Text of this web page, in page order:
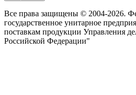
Все права защищены © 2004-2026.
государственное унитарное
поставкам продукции Управления
Российской Федерации"